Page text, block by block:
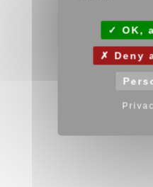
OK,
Deny